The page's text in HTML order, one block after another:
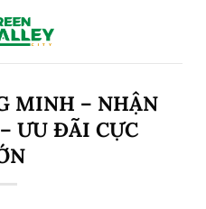
MINH – NHẬN
ƯU ĐÃI CỰC